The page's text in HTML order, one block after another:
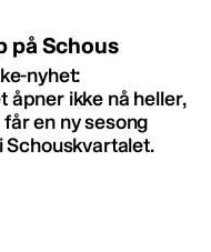
på Schous
nyhet:
åpner ikke nå heller,
en ny sesong
Schouskvartalet.